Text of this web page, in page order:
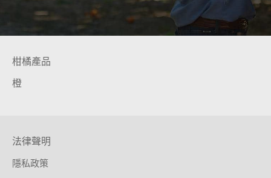
柑橘產品
橙
法律聲明
隱私政策